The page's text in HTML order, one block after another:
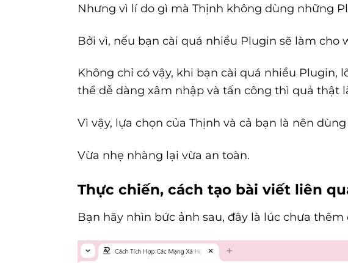
Nhưng vì lí do gì mà Thịnh không dùng những
Bởi vì, nếu bạn cài quá nhiều Plugin sẽ làm
Không chỉ có vậy, khi bạn cài quá nhiều Plugin,
thể dễ dàng xâm nhập và tấn công thì quả thật
Vì vậy, lựa chọn của Thịnh và cả bạn là nên
Vừa nhẹ nhàng lại vừa an toàn.
Thực chiến, cách tạo bài viết liên
Bạn hãy nhìn bức ảnh sau, đây là lúc chưa